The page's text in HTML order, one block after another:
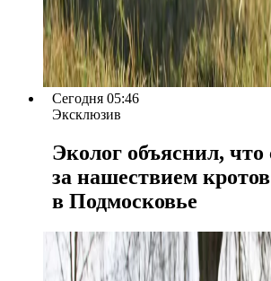
Сегодня 05:46
Эксклюзив
Эколог объяснил, что
за нашествием кротов
в Подмосковье